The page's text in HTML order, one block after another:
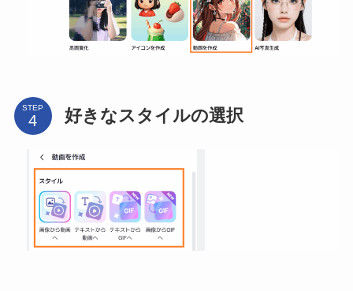
STEP 好きなスタイルの選択